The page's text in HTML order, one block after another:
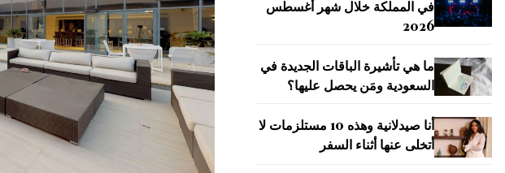
في المملكة خلال شهر أغسطس
2026
ما هي تأشيرة الباقات الجديدة في
السعودية ومَن يحصل عليها؟
أنا صيدلانية وهذه 10 مستلزمات لا
أتخلى عنها أثناء السفر